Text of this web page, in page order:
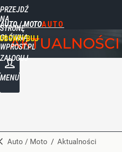
PRZEJDŹ
NA
STRONĘ
GŁÓWNĄ
WPROST.PL
AUTO / MOTO
ZALOGUJ
MENU
AKTUALNOŚCI
Auto / Moto / Aktualności